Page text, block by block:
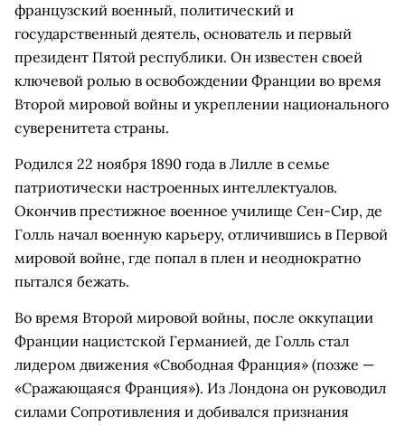
французский военный, политический и
государственный деятель, основатель и первый
президент Пятой республики. Он известен своей
ключевой ролью в освобождении Франции во время
Второй мировой войны и укреплении национального
суверенитета страны.
Родился 22 ноября 1890 года в Лилле в семье
патриотически настроенных интеллектуалов.
Окончив престижное военное училище Сен-Сир, де
Голль начал военную карьеру, отличившись в Первой
мировой войне, где попал в плен и неоднократно
пытался бежать.
Во время Второй мировой войны, после оккупации
Франции нацистской Германией, де Голль стал
лидером движения «Свободная Франция» (позже —
«Сражающаяся Франция»). Из Лондона он руководил
силами Сопротивления и добивался признания